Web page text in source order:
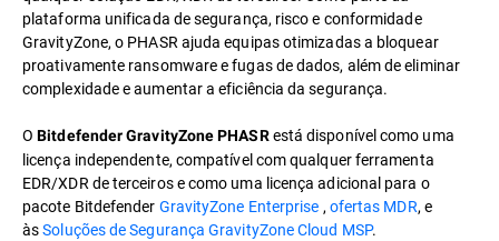
plataforma unificada de segurança, risco e conformidade
GravityZone, o PHASR ajuda equipas otimizadas a bloquear
proativamente ransomware e fugas de dados, além de eliminar
complexidade e aumentar a eficiência da segurança.
OBitdefender GravityZone PHASRestá disponível como uma
licença independente, compatível com qualquer ferramenta
EDR/XDR de terceiros e como uma licença adicional para o
pacote Bitdefender GravityZone Enterprise , ofertas MDR, e
àsSoluções de Segurança GravityZone Cloud MSP.